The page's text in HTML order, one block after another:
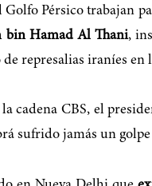
Pérsico trabajan
bin Hamad Al Thani,
represalias iraníes
cadena CBS, el
sufrido jamás un